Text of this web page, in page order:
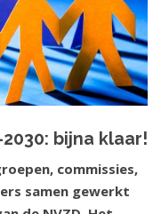
bijna klaar!
commissies,
samen gewerkt